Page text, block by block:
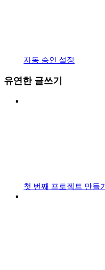
자동 승인 설정
유연한 글쓰기
첫 번째 프로젝트 만들기